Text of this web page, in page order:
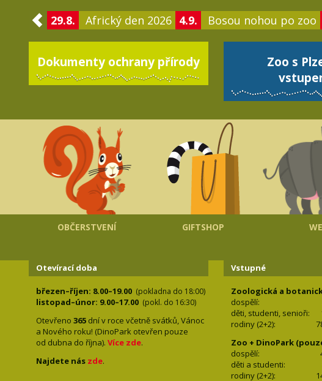
29.8. Africký den 2026 4.9. Bosou nohou po zoo
Dokumenty ochrany přírody
Zoo s
OBČERSTVENÍ GIFTSHOP
Otevírací doba
březen–říjen: 8.00–19.00 (pokladna do 18:00)
listopad–únor: 9.00–17.00 (pokl. do 16:30)
Otevřeno 365 dní v roce včetně svátků, Vánoc
a Nového roku! (DinoPark otevřen pouze
od dubna do října). Více zde.
Najdete nás zde.
Vstupné
Zoologická a
dospělí:
děti, studenti, senioři:
rodiny (2+2):
Zoo + DinoPark
dospělí:
děti a studenti:
rodiny (2+2):